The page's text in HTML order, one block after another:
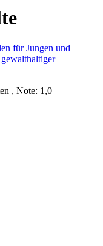
, Note: 1,0